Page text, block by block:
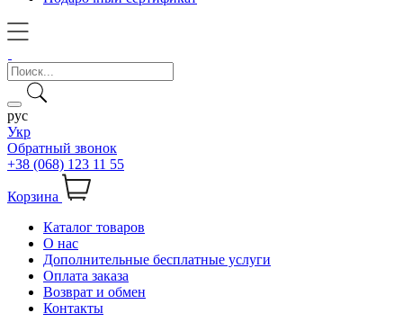
рус
Укр
Обратный звонок
+38 (068) 123 11 55
Корзина
Каталог товаров
О нас
Дополнительные бесплатные услуги
Оплата заказа
Возврат и обмен
Контакты